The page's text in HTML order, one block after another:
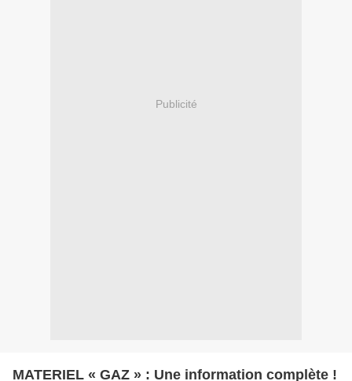
Publicité
MATERIEL « GAZ » : Une information complète !